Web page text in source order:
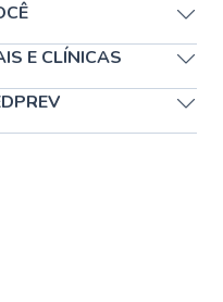
E CLÍNICAS